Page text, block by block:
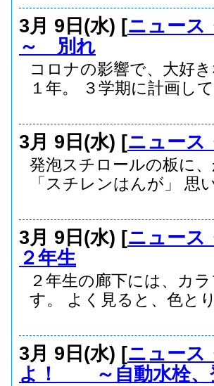
3月 9日(水) [ニュース
～ 別れ
コロナの影響で、大好
１年。 ３学期に計画し
3月 9日(水) [ニュース
発泡スチロールの板に
「スチレンはんが」 思
3月 9日(水) [ニュース
２年生
２年生の廊下には、カ
す。 よく見ると、色と
3月 9日(水) [ニュース
よ！ ～自動水栓、